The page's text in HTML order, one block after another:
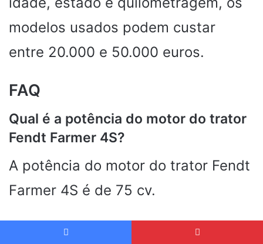
modelos usados ​​podem custar
entre 20.000 e 50.000 euros.
FAQ
Qual é a potência do motor do trator
Fendt Farmer 4S?
A potência do motor do trator Fendt
Farmer 4S é de 75 cv.
Quantas marchas à frente tem a